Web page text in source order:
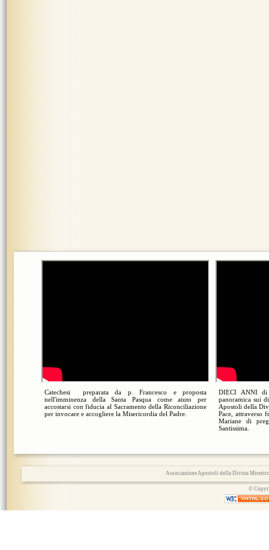
Catechesi preparata da p. Francesco e proposta
nell'imminenza della Santa Pasqua come aiuto per
accostarsi con fiducia al Sacramento della Riconciliazione
per invocare e accogliere la Misericordia del Padre.
DIECI ANNI
panoramica sui
Apostoli della
Pace, attraverso
Mariane di
Santissima.
Associazione Apostoli della Divina
©